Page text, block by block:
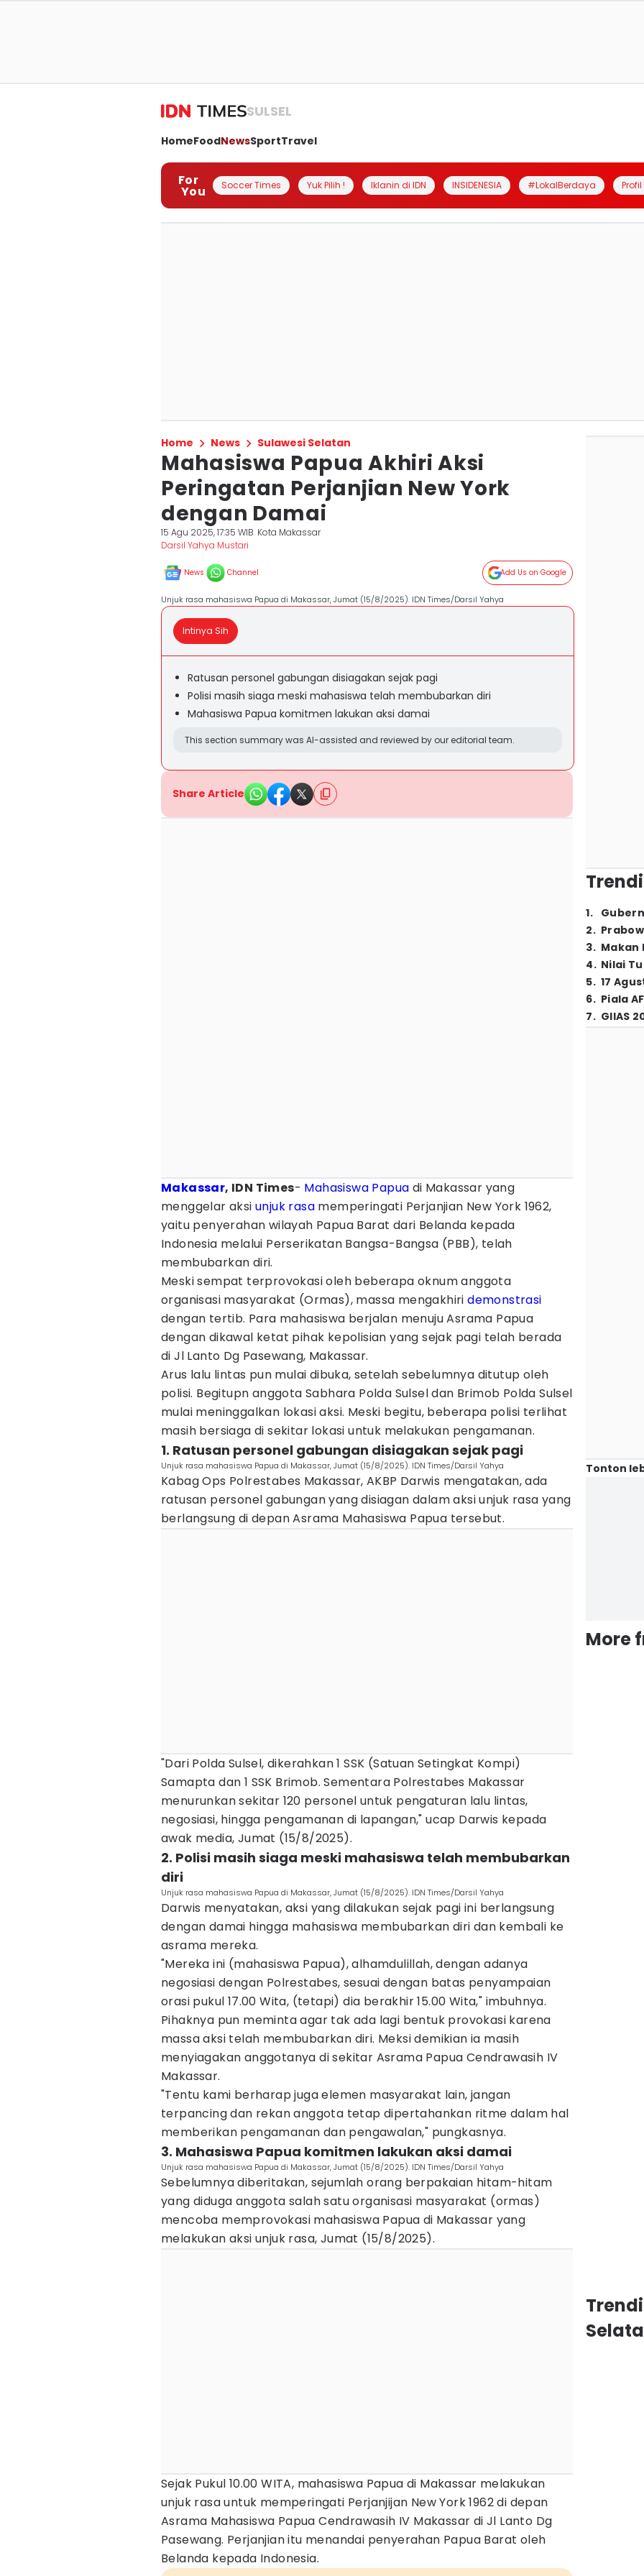
SULSEL
HomeFoodNewsSportTravel
For
You Soccer Times Yuk Pilih ! Iklanin di IDN INSIDENESIA #LokalBerdaya
Home News Sulawesi Selatan
Mahasiswa Papua Akhiri Aksi
Peringatan Perjanjian New York
dengan Damai
15 Agu 2025, 17:35 WIB Kota Makassar
Darsil Yahya Mustari
News Channel Add Us on Google
Unjuk rasa mahasiswa Papua di Makassar, Jumat (15/8/2025). IDN Times/Darsil Yahya
Intinya Sih
Ratusan personel gabungan disiagakan sejak pagi
Polisi masih siaga meski mahasiswa telah membubarkan diri
Mahasiswa Papua komitmen lakukan aksi damai
This section summary was AI-assisted and reviewed by our editorial team.
Share Article
Makassar, IDN Times- Mahasiswa Papua di Makassar yang
menggelar aksiunjuk rasa memperingati Perjanjian New York 1962,
yaitu penyerahan wilayah Papua Barat dari Belanda kepada
Indonesia melalui Perserikatan Bangsa-Bangsa (PBB), telah
membubarkan diri.
Meski sempat terprovokasi oleh beberapa oknum anggota
organisasi masyarakat (Ormas), massa mengakhiridemonstrasi
dengan tertib. Para mahasiswa berjalan menuju Asrama Papua
dengan dikawal ketat pihak kepolisian yang sejak pagi telah berada
di Jl Lanto Dg Pasewang, Makassar.
Arus lalu lintas pun mulai dibuka, setelah sebelumnya ditutup oleh
polisi. Begitupn anggota Sabhara Polda Sulsel dan Brimob Polda Sulsel
mulai meninggalkan lokasi aksi. Meski begitu, beberapa polisi terlihat
masih bersiaga di sekitar lokasi untuk melakukan pengamanan.
1. Ratusan personel gabungan disiagakan sejak pagi
Unjuk rasa mahasiswa Papua di Makassar, Jumat (15/8/2025). IDN Times/Darsil Yahya
Kabag Ops Polrestabes Makassar, AKBP Darwis mengatakan, ada
ratusan personel gabungan yang disiagan dalam aksi unjuk rasa yang
berlangsung di depan Asrama Mahasiswa Papua tersebut.
"Dari Polda Sulsel, dikerahkan 1 SSK (Satuan Setingkat Kompi)
Samapta dan 1 SSK Brimob. Sementara Polrestabes Makassar
menurunkan sekitar 120 personel untuk pengaturan lalu lintas,
negosiasi, hingga pengamanan di lapangan," ucap Darwis kepada
awak media, Jumat (15/8/2025).
2. Polisi masih siaga meski mahasiswa telah membubarkan
diri
Unjuk rasa mahasiswa Papua di Makassar, Jumat (15/8/2025). IDN Times/Darsil Yahya
Darwis menyatakan, aksi yang dilakukan sejak pagi ini berlangsung
dengan damai hingga mahasiswa membubarkan diri dan kembali ke
asrama mereka.
"Mereka ini (mahasiswa Papua), alhamdulillah, dengan adanya
negosiasi dengan Polrestabes, sesuai dengan batas penyampaian
orasi pukul 17.00 Wita, (tetapi) dia berakhir 15.00 Wita," imbuhnya.
Pihaknya pun meminta agar tak ada lagi bentuk provokasi karena
massa aksi telah membubarkan diri. Meksi demikian ia masih
menyiagakan anggotanya di sekitar Asrama Papua Cendrawasih IV
Makassar.
"Tentu kami berharap juga elemen masyarakat lain, jangan
terpancing dan rekan anggota tetap dipertahankan ritme dalam hal
memberikan pengamanan dan pengawalan," pungkasnya.
3. Mahasiswa Papua komitmen lakukan aksi damai
Unjuk rasa mahasiswa Papua di Makassar, Jumat (15/8/2025). IDN Times/Darsil Yahya
Sebelumnya diberitakan, sejumlah orang berpakaian hitam-hitam
yang diduga anggota salah satu organisasi masyarakat (ormas)
mencoba memprovokasi mahasiswa Papua di Makassar yang
melakukan aksi unjuk rasa, Jumat (15/8/2025).
Sejak Pukul 10.00 WITA, mahasiswa Papua di Makassar melakukan
unjuk rasa untuk memperingati Perjanjijan New York 1962 di depan
Asrama Mahasiswa Papua Cendrawasih IV Makassar di Jl Lanto Dg
Pasewang. Perjanjian itu menandai penyerahan Papua Barat oleh
Belanda kepada Indonesia.
1.
2.
3. Makan
4. Nilai
5. 17
6. Piala
7. GIIAS
Tonton
More